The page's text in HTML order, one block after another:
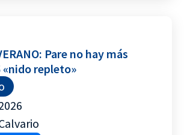
Pare no hay más
«nido repleto»